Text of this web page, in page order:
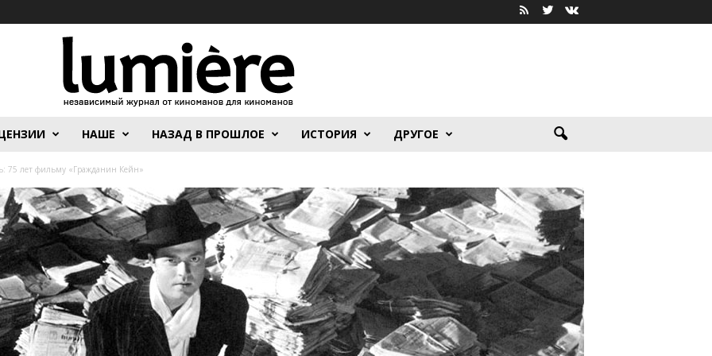
НАШЕ НАЗАД В ПРОШЛОЕ ИСТОРИЯ ДРУГОЕ
75 лет фильму «Гражданин Кейн»